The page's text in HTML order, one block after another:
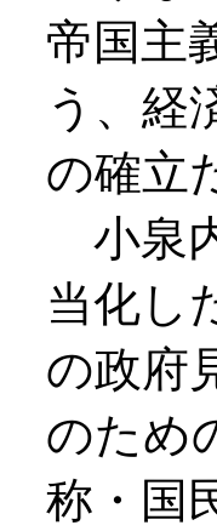
帝国主
う、経
の確立
小泉
当化し
の政府
のため
称・国